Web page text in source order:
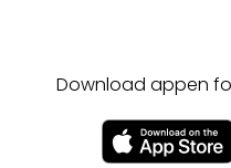
Download appen